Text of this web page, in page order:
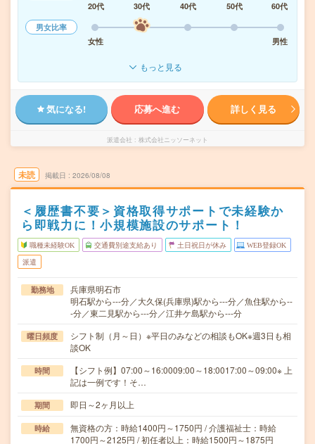
20代
30代 40代 50代
60代
男女比率
女性
男性
もっと見る
気になる! 応募へ進む 詳しく見る
派遣会社 株式会社ニッソーネット
未読 掲載日 2026/08/08
＜履歴書不要＞資格取得サポートで未経験か
ら即戦力に！小規模施設のサポート！
職種未経験OK 交通費別途支給あり 土日祝日が休み WEB登録OK
派遣
勤務地
兵庫県明石市
明石駅から---分／大久保(兵庫県)駅から---分／魚住駅から--
-分／東二見駅から---分／江井ケ島駅から---分
曜日頻度
シフト制（月～日）※平日のみなどの相談もOK※週3日も相
談OK
時間
【シフト例】07:00～16:0009:00～18:0017:00～09:00※ 上
記は一例です！そ…
期間 即日～2ヶ月以上
時給
無資格の方：時給1400円～1750円 / 介護福祉士：時給
1700円～2125円 / 初任者以上：時給1500円～1875円